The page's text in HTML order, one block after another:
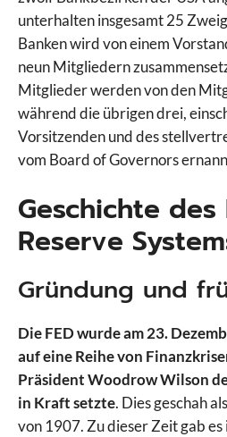
unterhalten insgesamt 25
Banken wird von einem
neun Mitgliedern
Mitglieder werden von den
während die übrigen drei,
Vorsitzenden und des
vom Board of Governors
Geschichte des
Reserve
Gründung und
Die FED wurde am 23.
auf eine Reihe von
Präsident Woodrow Wilson
in Kraft setzte. Dies geschah
von 1907. Zu dieser Zeit gab